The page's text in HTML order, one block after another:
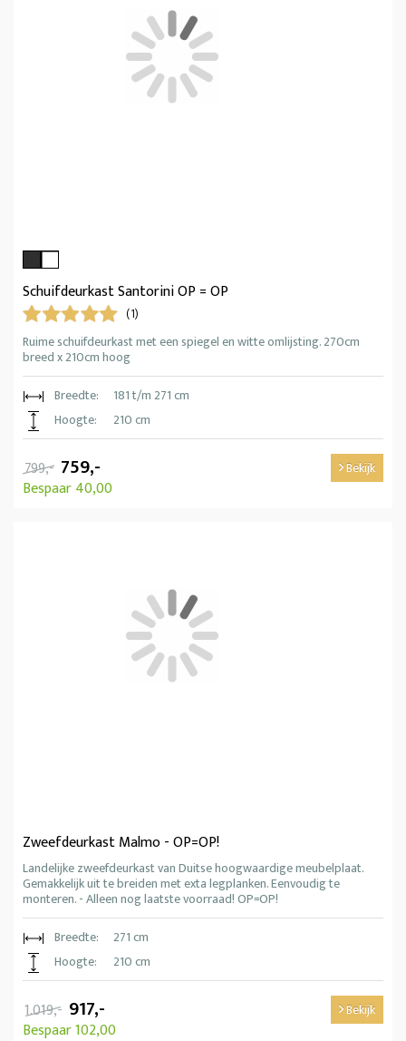
Schuifdeurkast Santorini OP = OP
(1)
Ruime schuifdeurkast met een spiegel en witte omlijsting. 270cm
breed x 210cm hoog
Breedte:
181 t/m 271 cm
Hoogte:
210 cm
799,- 759,-
Bespaar 40,00
Bekijk
Zweefdeurkast Malmo - OP=OP!
Landelijke zweefdeurkast van Duitse hoogwaardige meubelplaat.
Gemakkelijk uit te breiden met exta legplanken. Eenvoudig te
monteren. - Alleen nog laatste voorraad! OP=OP!
Breedte:
271 cm
Hoogte:
210 cm
1.019,- 917,-
Bespaar 102,00
Bekijk